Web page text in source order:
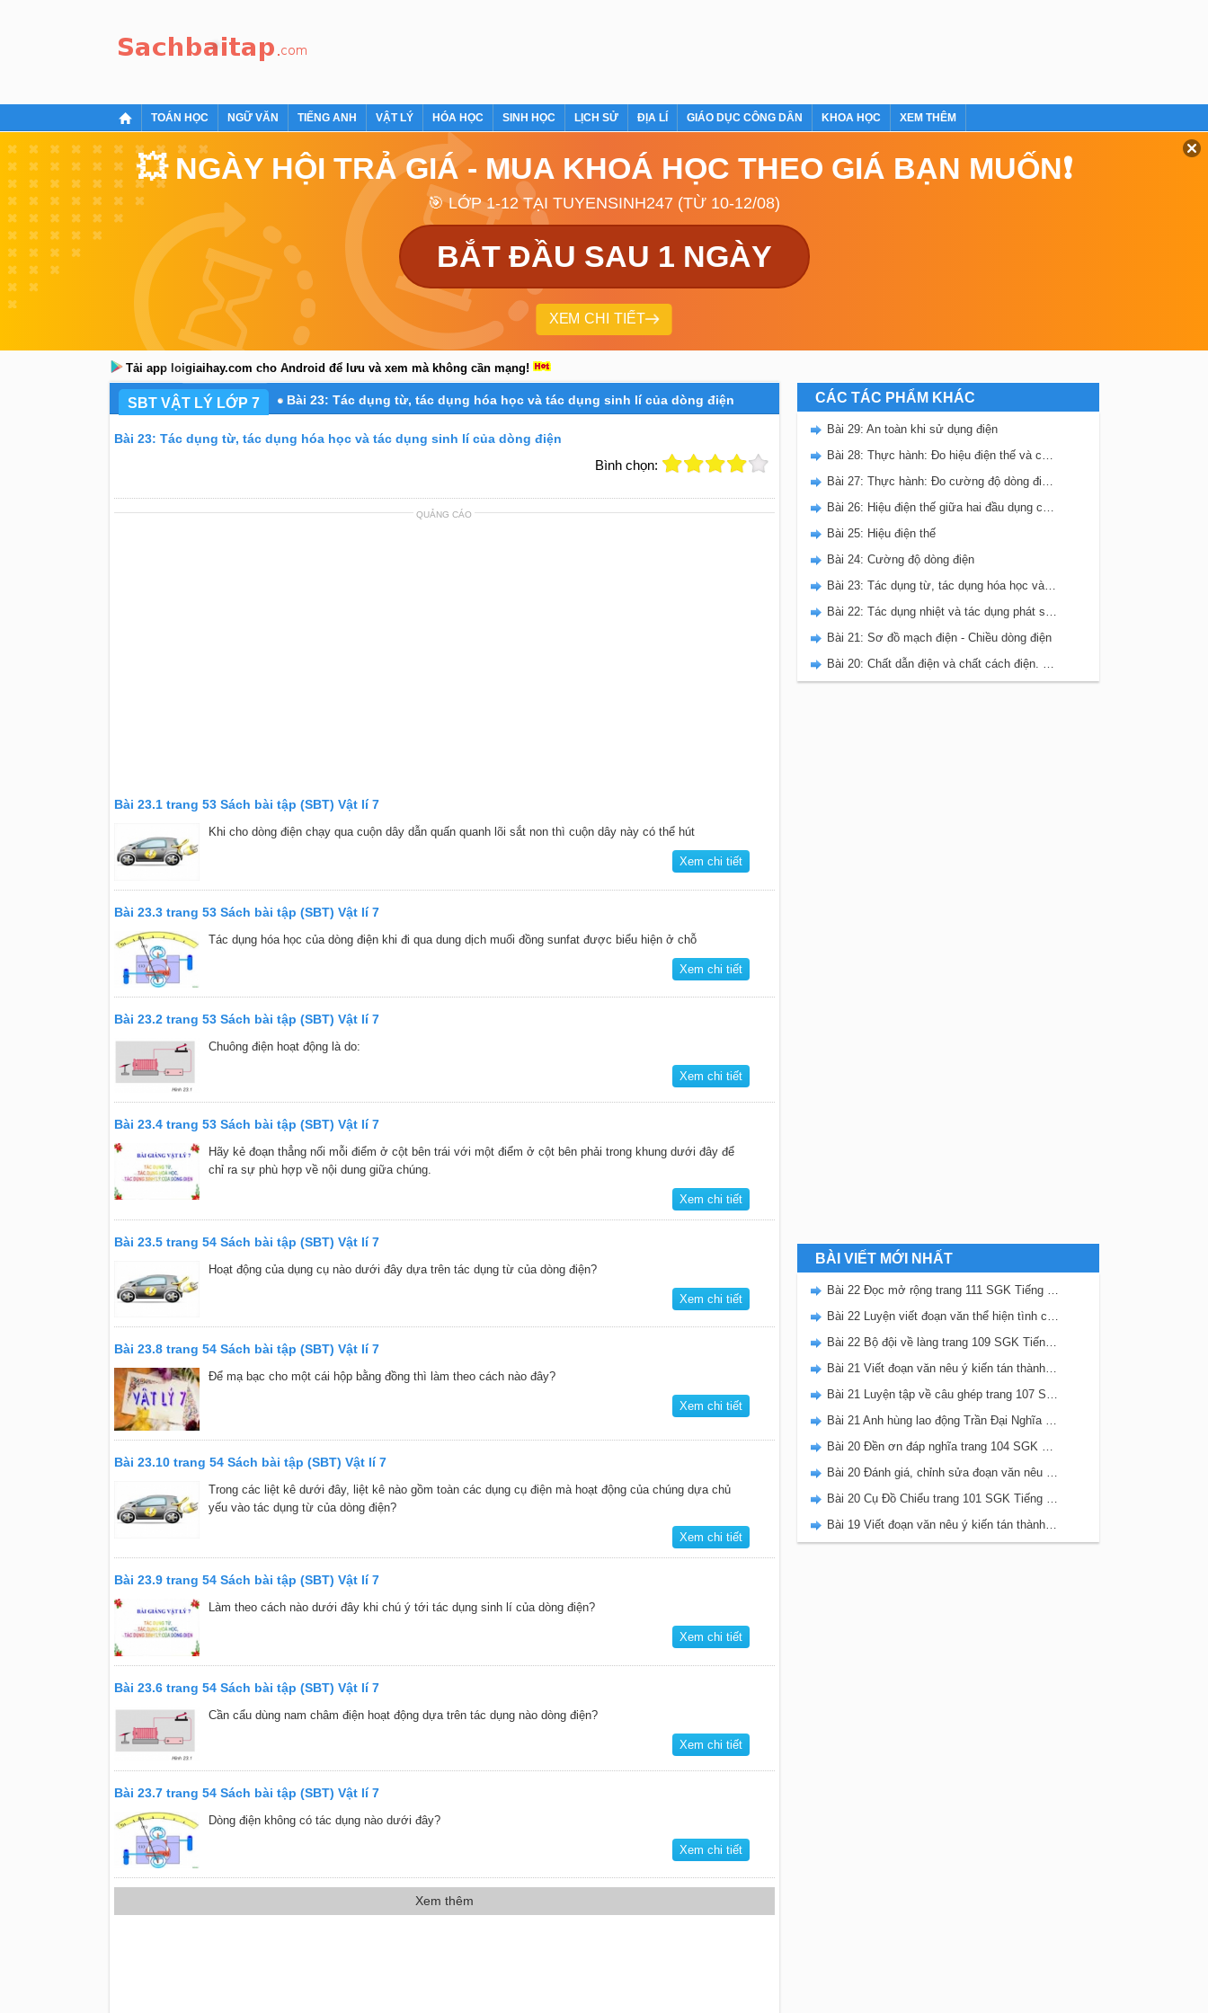
TOÁN HỌC NGỮ VĂN TIẾNG ANH VẬT LÝ HÓA HỌC SINH HỌC LỊCH SỬ ĐỊA LÍ GIÁO DỤC CÔNG DÂN KHOA HỌC XEM THÊM
💥 NGÀY HỘI TRẢ GIÁ - MUA KHOÁ HỌC THEO GIÁ BẠN MUỐN❗
🎯 LỚP 1-12 TẠI TUYENSINH247 (TỪ 10-12/08)
BẮT ĐẦU SAU 1 NGÀY
XEM CHI TIẾT
Tải app loigiaihay.com cho Android để lưu và xem mà không cần mạng!
SBT VẬT LÝ LỚP 7 Bài 23: Tác dụng từ, tác dụng hóa học và tác dụng sinh lí của dòng điện
Bài 23: Tác dụng từ, tác dụng hóa học và tác dụng sinh lí của dòng điện
Bình chọn:
QUẢNG CÁO
Bài 23.1 trang 53 Sách bài tập (SBT) Vật lí 7
Khi cho dòng điện chạy qua cuộn dây dẫn quấn quanh lõi sắt non thì cuộn dây này có thể hút
Xem chi tiết
Bài 23.3 trang 53 Sách bài tập (SBT) Vật lí 7
Tác dụng hóa học của dòng điện khi đi qua dung dịch muối đồng sunfat được biểu hiện ở chỗ
Xem chi tiết
Bài 23.2 trang 53 Sách bài tập (SBT) Vật lí 7
Chuông điện hoạt động là do:
Xem chi tiết
Bài 23.4 trang 53 Sách bài tập (SBT) Vật lí 7
Hãy kẻ đoạn thẳng nối mỗi điểm ở cột bên trái với một điểm ở cột bên phải trong khung dưới đây để
chỉ ra sự phù hợp về nội dung giữa chúng.
Xem chi tiết
Bài 23.5 trang 54 Sách bài tập (SBT) Vật lí 7
Hoạt động của dụng cụ nào dưới đây dựa trên tác dụng từ của dòng điện?
Xem chi tiết
Bài 23.8 trang 54 Sách bài tập (SBT) Vật lí 7
Để mạ bạc cho một cái hộp bằng đồng thì làm theo cách nào đây?
Xem chi tiết
Bài 23.10 trang 54 Sách bài tập (SBT) Vật lí 7
Trong các liệt kê dưới đây, liệt kê nào gồm toàn các dụng cụ điện mà hoạt động của chúng dựa chủ
yếu vào tác dụng từ của dòng điện?
Xem chi tiết
Bài 23.9 trang 54 Sách bài tập (SBT) Vật lí 7
Làm theo cách nào dưới đây khi chú ý tới tác dụng sinh lí của dòng điện?
Xem chi tiết
Bài 23.6 trang 54 Sách bài tập (SBT) Vật lí 7
Cần cẩu dùng nam châm điện hoạt động dựa trên tác dụng nào dòng điện?
Xem chi tiết
Bài 23.7 trang 54 Sách bài tập (SBT) Vật lí 7
Dòng điện không có tác dụng nào dưới đây?
Xem chi tiết
Xem thêm
CÁC TÁC PHẨM KHÁC
Bài 29: An toàn khi sử dụng điện
Bài 28: Thực hành: Đo hiệu điện thế và cường độ dòng điện đối với mạch điện song song
Bài 27: Thực hành: Đo cường độ dòng điện và hiệu điện thế đối với đoạn mạch nối tiếp
Bài 26: Hiệu điện thế giữa hai đầu dụng cụ dùng điện
Bài 25: Hiệu điện thế
Bài 24: Cường độ dòng điện
Bài 23: Tác dụng từ, tác dụng hóa học và tác dụng sinh lí của dòng điện
Bài 22: Tác dụng nhiệt và tác dụng phát sáng của dòng điện
Bài 21: Sơ đồ mạch điện - Chiều dòng điện
Bài 20: Chất dẫn điện và chất cách điện. Dòng điện trong kim loại
BÀI VIẾT MỚI NHẤT
Bài 22 Đọc mở rộng trang 111 SGK Tiếng Việt 5 Kết nối tri thức tập 2
Bài 22 Luyện viết đoạn văn thể hiện tình cảm, cảm xúc về một sự việc trang 111 SGK Tiếng Việt 5 Kết nối tri thức tập 2
Bài 22 Bộ đội về làng trang 109 SGK Tiếng Việt 5 Kết nối tri thức tập 2
Bài 21 Viết đoạn văn nêu ý kiến tán thành một sự việc, hiện tượng (Bài viết số 2) trang 108 SGK Tiếng Việt 5 Kết nối tri thức tập 2
Bài 21 Luyện tập về câu ghép trang 107 SGK Tiếng Việt 5 Kết nối tri thức tập 2
Bài 21 Anh hùng lao động Trần Đại Nghĩa trang 106 SGK Tiếng Việt 5 Kết nối tri thức tập 2
Bài 20 Đền ơn đáp nghĩa trang 104 SGK Tiếng Việt 5 Kết nối tri thức tập 2
Bài 20 Đánh giá, chỉnh sửa đoạn văn nêu ý kiến tán thành một sự vật, hiện tượng trang 103 SGK Tiếng Việt 5 Kết nối tri thức tập 2
Bài 20 Cụ Đồ Chiểu trang 101 SGK Tiếng Việt 5 Kết nối tri thức tập 2
Bài 19 Viết đoạn văn nêu ý kiến tán thành một sự việc, hiện tượng (Bài viết số 1) trang 100 SGK Tiếng Việt 5 Kết nối tri thức tập 2